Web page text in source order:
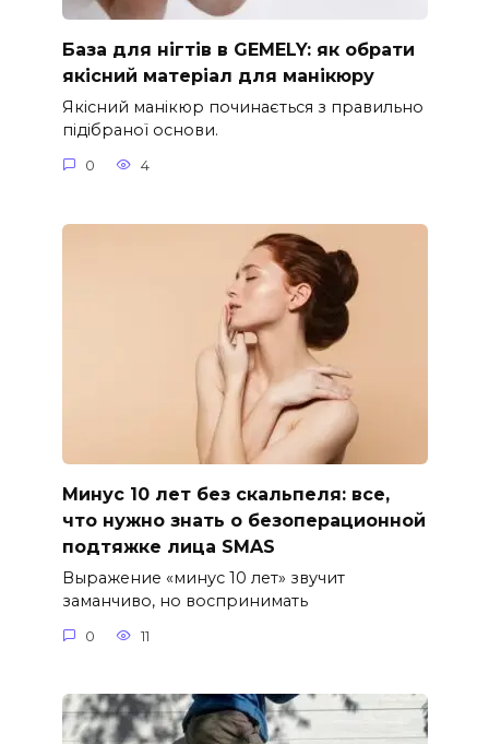
База для нігтів в GEMELY: як обрати
якісний матеріал для манікюру
Якісний манікюр починається з правильно
підібраної основи.
0 4
Минус 10 лет без скальпеля: все,
что нужно знать о безоперационной
подтяжке лица SMAS
Выражение «минус 10 лет» звучит
заманчиво, но воспринимать
0 11